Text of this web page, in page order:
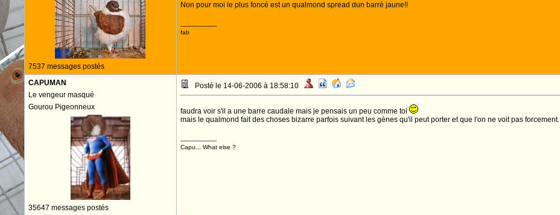
7537 messages postés
Non pour moi le plus foncé est un qualmond spread dun barré jaune!!
--------------------
fab
CAPUMAN
Le vengeur masqué
Gourou Pigeonneux
35647 messages postés
Posté le 14-06-2006 à 18:58:10
faudra voir s'il a une barre caudale mais je pensais un peu comme toi
mais le qualmond fait des choses bizarre parfois suivant les gènes qu'il peut porter et que l'on ne voit pas forcement.
--------------------
Capu... What else ?